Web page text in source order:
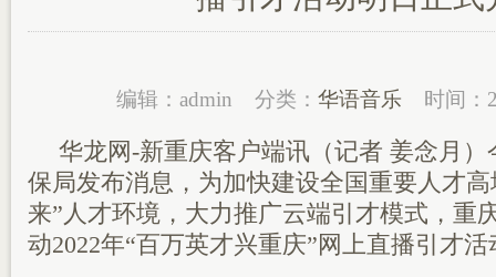
编辑：admin 分类： 华语音乐 时间：
华龙网-新重庆客户端讯（记者 姜念月
保局发布消息，为加快建设全国重要人才
来”人才环境，大力推广云端引才模式，重
动2022年“百万英才兴重庆”网上直播引才活